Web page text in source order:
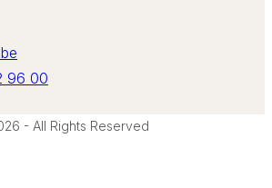
96 00
- All Rights Reserved